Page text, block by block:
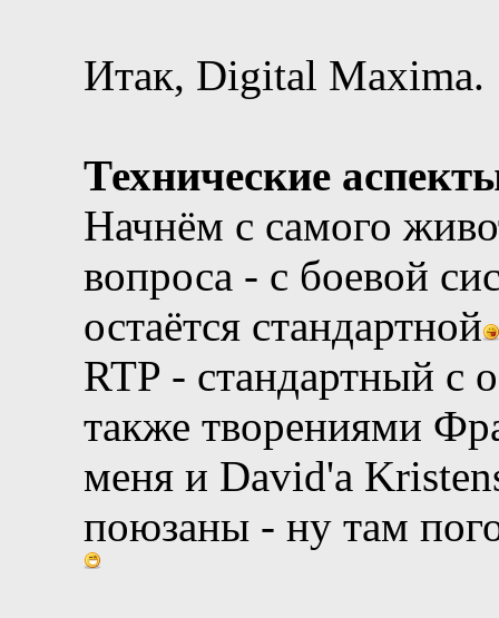
Итак, Digital Maxima.
Технические
Начнём с самого
вопроса - с боевой
остаётся стандартной
RTP - стандартный с
также творениями
меня и David'а
поюзаны - ну там